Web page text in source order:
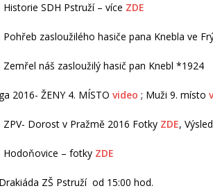
Historie SDH Pstruží – více ZDE
Pohřeb zasloužilého hasiče pana Knebla ve
Zemřel náš zasloužilý hasič pan Knebl *1924
2016- ŽENY 4. MÍSTO video ; Muži 9. místo
ZPV- Dorost v Pražmě 2016 Fotky ZDE,
Hodoňovice – fotky ZDE
ZŠ Pstruží od 15:00 hod.